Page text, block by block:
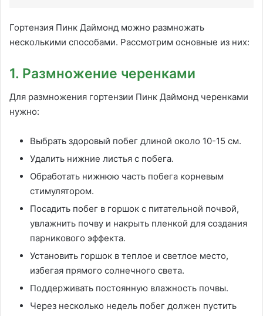
Гортензия Пинк Даймонд можно размножать
несколькими способами. Рассмотрим основные из них:
1. Размножение черенками
Для размножения гортензии Пинк Даймонд черенками
нужно:
Выбрать здоровый побег длиной около 10-15 см.
Удалить нижние листья с побега.
Обработать нижнюю часть побега корневым
стимулятором.
Посадить побег в горшок с питательной почвой,
увлажнить почву и накрыть пленкой для создания
парникового эффекта.
Установить горшок в теплое и светлое место,
избегая прямого солнечного света.
Поддерживать постоянную влажность почвы.
Через несколько недель побег должен пустить